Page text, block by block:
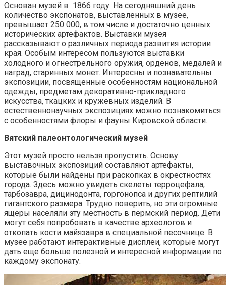
Основан музей в 1866 году. На сегодняшний день
количество экспонатов, выставленных в музее,
превышает 250 000, в том числе и достаточно ценных
исторических артефактов. Выставки музея
рассказывают о различных периода развития истории
края. Особым интересом пользуются выставки
холодного и огнестрельного оружия, орденов, медалей и
наград, старинных монет. Интересны и познавательны
экспозиции, посвященные особенностям национальной
одежды, предметам декоративно-прикладного
искусства, ткацких и кружевных изделий. В
естественнонаучных экспозициях можно познакомиться
с особенностями флоры и фауны Кировской области.
Вятский палеонтологический музей
Этот музей просто нельзя пропустить. Основу
выставочных экспозиций составляют артефакты,
которые были найдены при раскопках в окрестностях
города. Здесь можно увидеть скелеты терроцефала,
тарбозавра, дицинодонта, горгонопса и других рептилий
гигантского размера. Трудно поверить, но эти огромные
ящеры населяли эту местность в пермский период. Дети
могут себя попробовать в качестве археологов и
откопать кости майязавра в специальной песочнице. В
музее работают интерактивные дисплеи, которые могут
дать еще больше полезной и интересной информации по
каждому экспонату.